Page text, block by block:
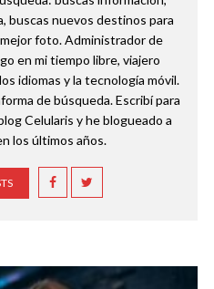
buscas nuevos destinos para
foto. Administrador de
en mi tiempo libre, viajero
idiomas y la tecnología móvil.
de búsqueda. Escribí para
Celularis y he blogueado a
los últimos años.